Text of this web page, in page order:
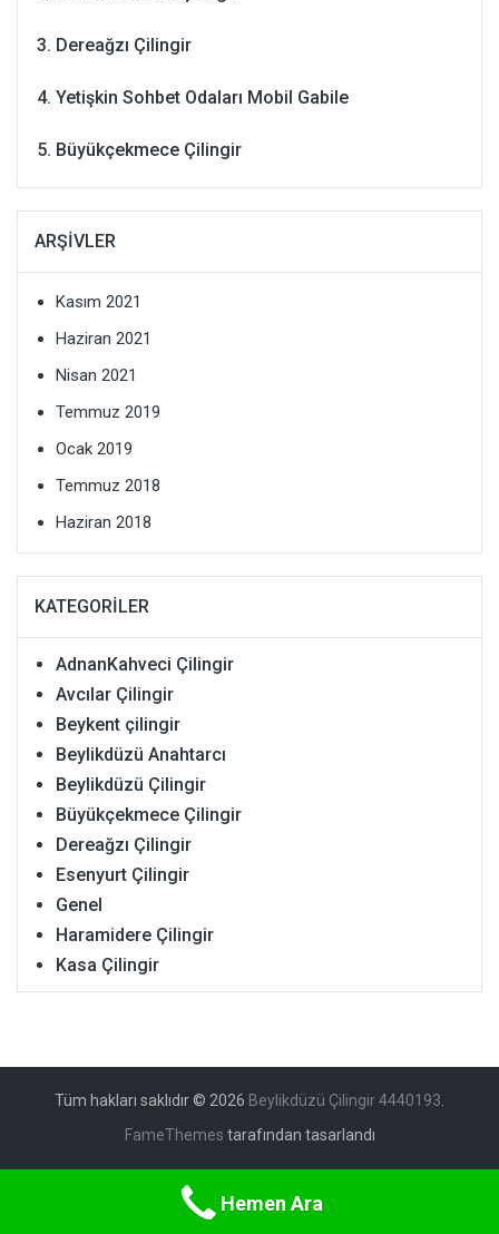
Dereağzı Çilingir
Yetişkin Sohbet Odaları Mobil Gabile
Büyükçekmece Çilingir
ARŞIVLER
Kasım 2021
Haziran 2021
Nisan 2021
Temmuz 2019
Ocak 2019
Temmuz 2018
Haziran 2018
KATEGORILER
AdnanKahveci Çilingir
Avcılar Çilingir
Beykent çilingir
Beylikdüzü Anahtarcı
Beylikdüzü Çilingir
Büyükçekmece Çilingir
Dereağzı Çilingir
Esenyurt Çilingir
Genel
Haramidere Çilingir
Kasa Çilingir
Tüm hakları saklıdır © 2026 Beylikdüzü Çilingir 4440193.
FameThemes tarafından tasarlandı
Hemen Ara